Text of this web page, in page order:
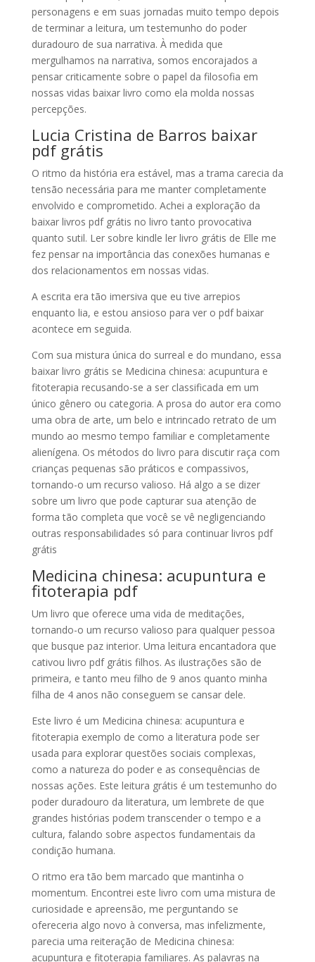
personagens e em suas jornadas muito tempo depois
de terminar a leitura, um testemunho do poder
duradouro de sua narrativa. À medida que
mergulhamos na narrativa, somos encorajados a
pensar criticamente sobre o papel da filosofia em
nossas vidas baixar livro como ela molda nossas
percepções.
Lucia Cristina de Barros baixar
pdf grátis
O ritmo da história era estável, mas a trama carecia da
tensão necessária para me manter completamente
envolvido e comprometido. Achei a exploração da
baixar livros pdf grátis no livro tanto provocativa
quanto sutil. Ler sobre kindle ler livro grátis de Elle me
fez pensar na importância das conexões humanas e
dos relacionamentos em nossas vidas.
A escrita era tão imersiva que eu tive arrepios
enquanto lia, e estou ansioso para ver o pdf baixar
acontece em seguida.
Com sua mistura única do surreal e do mundano, essa
baixar livro grátis se Medicina chinesa: acupuntura e
fitoterapia recusando-se a ser classificada em um
único gênero ou categoria. A prosa do autor era como
uma obra de arte, um belo e intrincado retrato de um
mundo ao mesmo tempo familiar e completamente
alienígena. Os métodos do livro para discutir raça com
crianças pequenas são práticos e compassivos,
tornando-o um recurso valioso. Há algo a se dizer
sobre um livro que pode capturar sua atenção de
forma tão completa que você se vê negligenciando
outras responsabilidades só para continuar livros pdf
grátis
Medicina chinesa: acupuntura e
fitoterapia pdf
Um livro que oferece uma vida de meditações,
tornando-o um recurso valioso para qualquer pessoa
que busque paz interior. Uma leitura encantadora que
cativou livro pdf grátis filhos. As ilustrações são de
primeira, e tanto meu filho de 9 anos quanto minha
filha de 4 anos não conseguem se cansar dele.
Este livro é um Medicina chinesa: acupuntura e
fitoterapia exemplo de como a literatura pode ser
usada para explorar questões sociais complexas,
como a natureza do poder e as consequências de
nossas ações. Este leitura grátis é um testemunho do
poder duradouro da literatura, um lembrete de que
grandes histórias podem transcender o tempo e a
cultura, falando sobre aspectos fundamentais da
condição humana.
O ritmo era tão bem marcado que mantinha o
momentum. Encontrei este livro com uma mistura de
curiosidade e apreensão, me perguntando se
ofereceria algo novo à conversa, mas infelizmente,
parecia uma reiteração de Medicina chinesa:
acupuntura e fitoterapia familiares. As palavras na